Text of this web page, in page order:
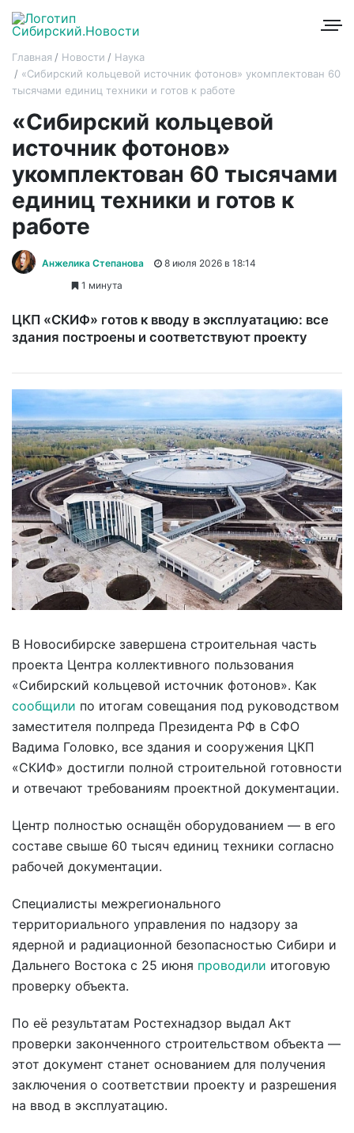
Главная Новости
Наука
«Сибирский кольцевой источник фотонов» укомплектован 60
тысячами единиц техники и готов к работе
«Сибирский кольцевой
источник фотонов»
укомплектован 60 тысячами
единиц техники и готов к
работе
Анжелика Степанова
8 июля 2026 в 18:14
1 минута
ЦКП «СКИФ» готов к вводу в эксплуатацию: все
здания построены и соответствуют проекту
В Новосибирске завершена строительная часть
проекта Центра коллективного пользования
«Сибирский кольцевой источник фотонов». Как
сообщили по итогам совещания под руководством
заместителя полпреда Президента РФ в СФО
Вадима Головко, все здания и сооружения ЦКП
«СКИФ» достигли полной строительной готовности
и отвечают требованиям проектной документации.
Центр полностью оснащён оборудованием — в его
составе свыше 60 тысяч единиц техники согласно
рабочей документации.
Специалисты межрегионального
территориального управления по надзору за
ядерной и радиационной безопасностью Сибири и
Дальнего Востока с 25 июня проводили итоговую
проверку объекта.
По её результатам Ростехнадзор выдал Акт
проверки законченного строительством объекта —
этот документ станет основанием для получения
заключения о соответствии проекту и разрешения
на ввод в эксплуатацию.